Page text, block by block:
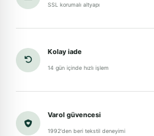
SSL korumalı altyapı
Kolay iade
14 gün içinde hızlı işlem
Varol güvencesi
1992'den beri tekstil deneyimi